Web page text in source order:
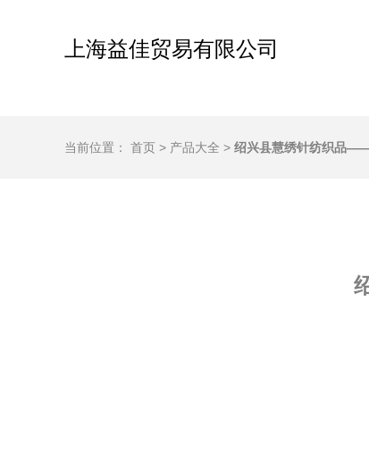
上海益佳贸易有限公司
当前位置： 首页 > 产品大全 > 绍兴县慧绣针纺织品